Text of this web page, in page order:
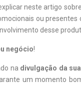
neste artigo
ou
desse
negócio!
na divulgação da
um momento